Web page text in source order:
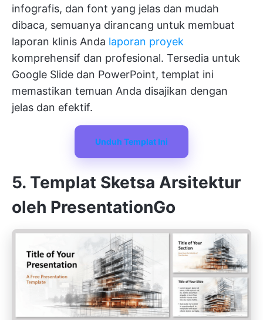
infografis, dan font yang jelas dan mudah
dibaca, semuanya dirancang untuk membuat
laporan klinis Anda laporan proyek
komprehensif dan profesional. Tersedia untuk
Google Slide dan PowerPoint, templat ini
memastikan temuan Anda disajikan dengan
jelas dan efektif.
Unduh Templat Ini
5. Templat Sketsa Arsitektur
oleh PresentationGo